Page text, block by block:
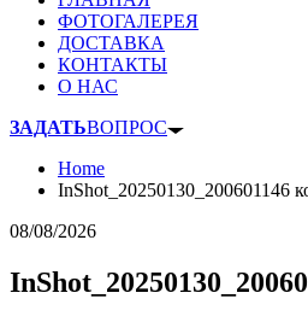
ФОТОГАЛЕРЕЯ
ДОСТАВКА
КОНТАКТЫ
О НАС
ЗАДАТЬВОПРОС
Home
InShot_20250130_200601146
08/08/2026